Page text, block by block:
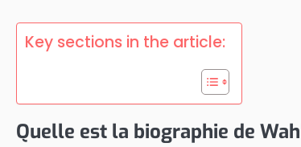
Key sections in the article:
Quelle est la biographie de